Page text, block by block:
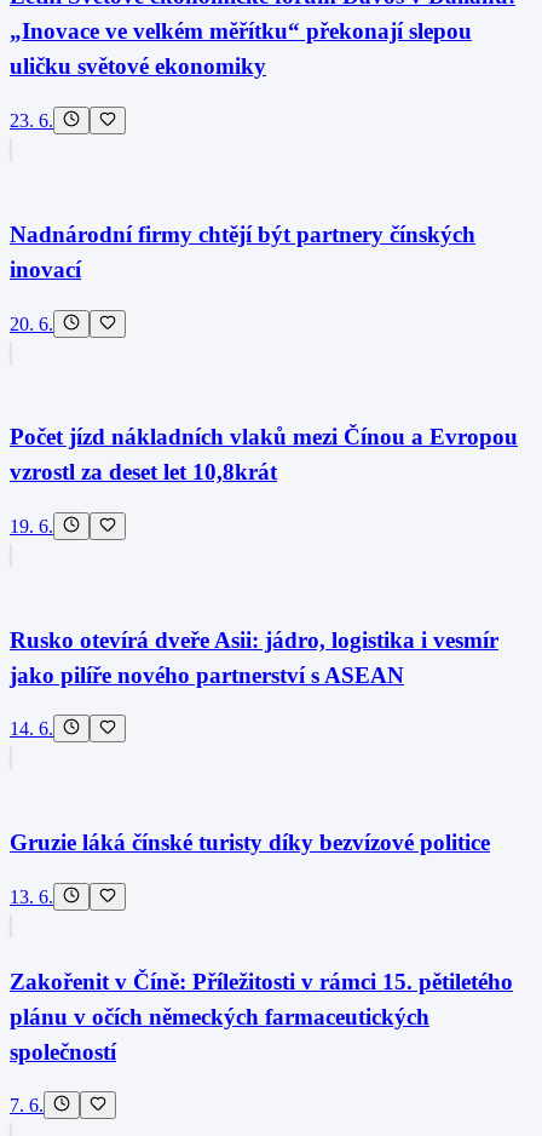
„Inovace ve velkém měřítku“ překonají slepou
uličku světové ekonomiky
23. 6.
Nadnárodní firmy chtějí být partnery čínských
inovací
20. 6.
Počet jízd nákladních vlaků mezi Čínou a Evropou
vzrostl za deset let 10,8krát
19. 6.
Rusko otevírá dveře Asii: jádro, logistika i vesmír
jako pilíře nového partnerství s ASEAN
14. 6.
Gruzie láká čínské turisty díky bezvízové politice
13. 6.
Zakořenit v Číně: Příležitosti v rámci 15. pětiletého
plánu v očích německých farmaceutických
společností
7. 6.